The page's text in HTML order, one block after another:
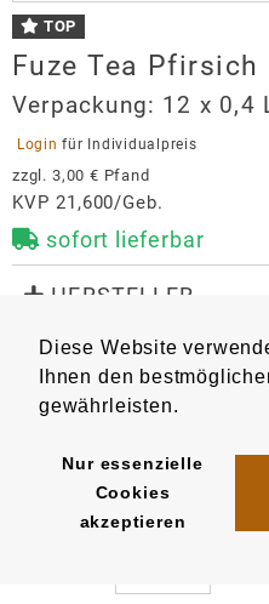
Diese Website
Ihnen den
gewährleisten.
Nur essenzielle
Cookies
akzeptieren
TOP
Fuze Tea Pfirsich
Verpackung: 12 x 0,4
Login für Individualpreis
zzgl. 3,00 € Pfand
KVP 21,600/Geb.
sofort lieferbar
HERSTELLER
Hersteller
Coca-Cola Europacific
Getränkehersteller
Stralauer Allee 4
Berlin
https://
WEITERE
Artikel: 13930
EAN/Gebinde12:
© 2025 Klömpkes Heinrich